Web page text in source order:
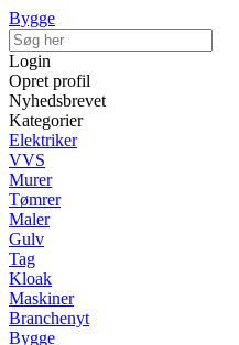
Bygge
Login
Opret profil
Nyhedsbrevet
Kategorier
Elektriker
VVS
Murer
Tømrer
Maler
Gulv
Tag
Kloak
Maskiner
Branchenyt
Bygge